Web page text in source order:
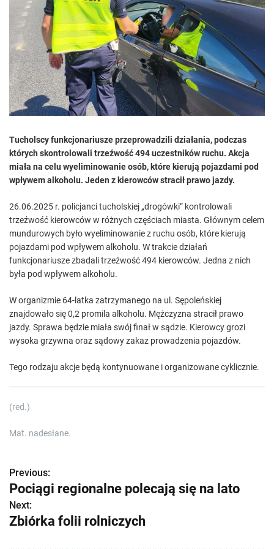
e
d
a
d
i
m
e
Tucholscy funkcjonariusze przeprowadzili działania, podczas
których skontrolowali trzeźwość 494 uczestników ruchu. Akcja
miała na celu wyeliminowanie osób, które kierują pojazdami pod
wpływem alkoholu. Jeden z kierowców stracił prawo jazdy.
26.06.2025 r. policjanci tucholskiej „drogówki” kontrolowali
trzeźwość kierowców w różnych częściach miasta. Głównym celem
mundurowych było wyeliminowanie z ruchu osób, które kierują
pojazdami pod wpływem alkoholu. W trakcie działań
funkcjonariusze zbadali trzeźwość 494 kierowców. Jedna z nich
była pod wpływem alkoholu.
W organizmie 64-latka zatrzymanego na ul. Sępoleńskiej
znajdowało się 0,2 promila alkoholu. Mężczyzna stracił prawo
jazdy. Sprawa będzie miała swój finał w sądzie. Kierowcy grozi
wysoka grzywna oraz sądowy zakaz prowadzenia pojazdów.
Tego rodzaju akcje będą kontynuowane i organizowane cyklicznie.
(red.)
Mat. nadesłane.
Z
o
b
Previous:
Pociągi regionalne polecają się na lato
Next:
Zbiórka folii rolniczych